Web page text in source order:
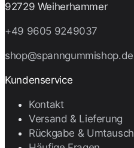
92729 Weiherhammer
+49 9605 9249037
shop@spanngummishop.de
Kundenservice
Kontakt
Versand & Lieferung
Rückgabe & Umtausch